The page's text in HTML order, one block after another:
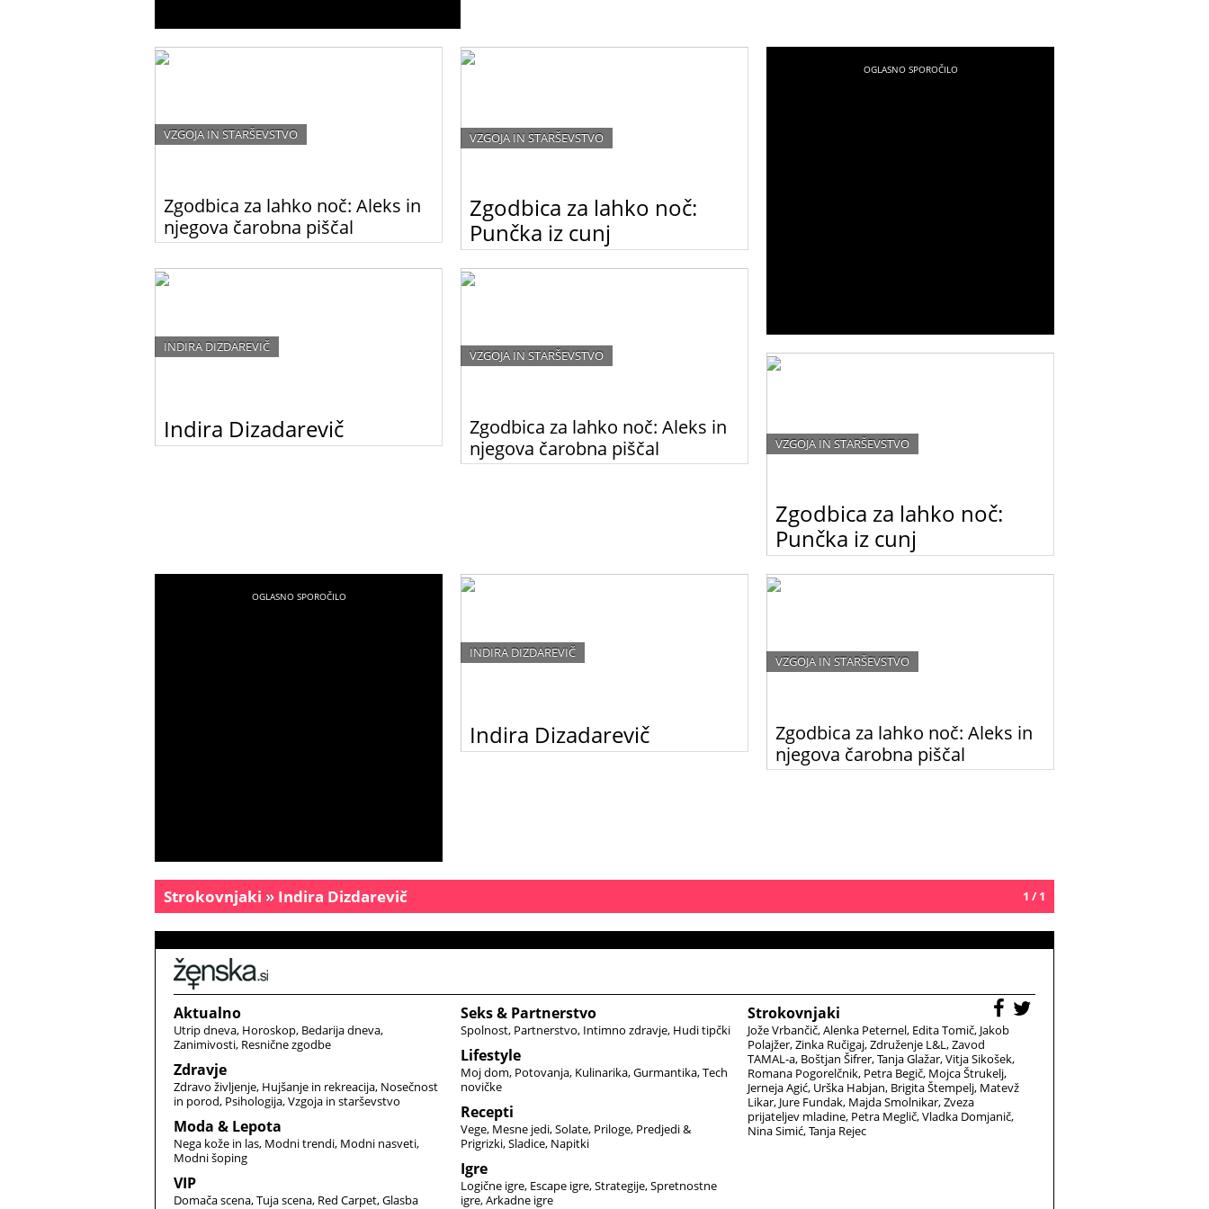
Zgodbica za lahko noč: Aleks in
njegova čarobna piščal
VZGOJA IN STARŠEVSTVO
velik, saj bi potem lahko hodil v službo. Moji starši
vedno govorijo, da bom pilot, ko bom velik,
Zgodbica za lahko noč:
Punčka iz cunj
VZGOJA IN STARŠEVSTVO
lahko noč, ki jih piše nadarjena mlada pisateljica
Indira Dizdarevič.
Indira Dizadarevič
INDIRA DIZDAREVIČ
Zgodbica za lahko noč: Aleks in
njegova čarobna piščal
VZGOJA IN STARŠEVSTVO
Zgodbica za lahko noč:
Punčka iz cunj
VZGOJA IN STARŠEVSTVO
lahko noč, ki jih piše nadarjena mlada pisateljica
Indira Dizdarevič.
Indira Dizadarevič
INDIRA DIZDAREVIČ
Zgodbica za lahko noč: Aleks in
njegova čarobna piščal
VZGOJA IN STARŠEVSTVO
1 / 1
Strokovnjaki » Indira Dizdarevič
Aktualno
Utrip dneva Horoskop Bedarija dneva
Zanimivosti Resnične zgodbe
Zdravje
Zdravo življenje Hujšanje in rekreacija Nosečnost
in porod Psihologija Vzgoja in starševstvo
Moda & Lepota
Nega kože in las Modni trendi Modni nasveti
Modni šoping
VIP
Domača scena Tuja scena Red Carpet Glasba
Seks & Partnerstvo
Spolnost Partnerstvo Intimno zdravje Hudi tipčki
Lifestyle
Moj dom Potovanja Kulinarika Gurmantika Tech
novičke
Recepti
Vege Mesne jedi Solate Priloge Predjedi &
Prigrizki Sladice Napitki
Igre
Logične igre Escape igre Strategije Spretnostne
igre Arkadne igre
Strokovnjaki
Jože Vrbančič Alenka Peternel Edita Tomič Jakob
Polajžer Zinka Ručigaj Združenje L&L Zavod
TAMAL-a Boštjan Šifrer Tanja Glažar Vitja Sikošek
Romana Pogorelčnik Petra Begič Mojca Štrukelj
Jerneja Agić Urška Habjan Brigita Štempelj Matevž
Likar Jure Fundak Majda Smolnikar Zveza
prijateljev mladine Petra Meglič Vladka Domjanič
Nina Simić Tanja Rejec